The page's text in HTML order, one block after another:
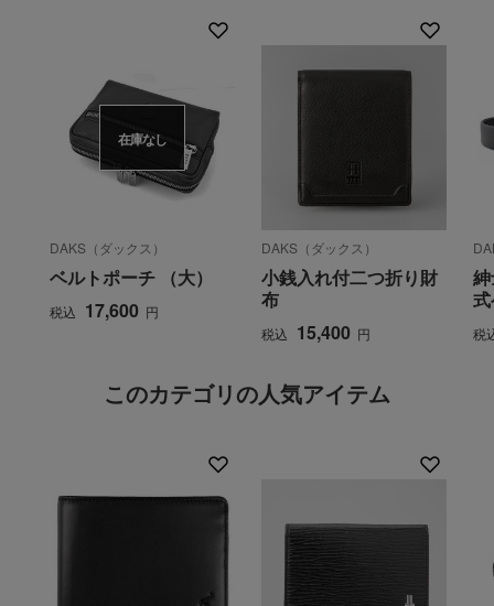
在庫なし
DAKS（ダックス）
ベルトポーチ （大）
税込 17,600 円
DAKS（ダックス）
小銭入れ付二つ折り財
布
税込 15,400 円 税
このカテゴリの人気アイテム